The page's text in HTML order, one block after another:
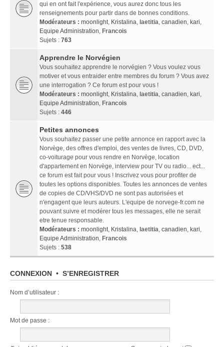
qui en ont fait l'expérience, vous aurez donc tous les
renseignements pour partir dans de bonnes conditions.
Modérateurs : moonlight, Kristalina, laetitia, canadien, kari,
Equipe Administration, Francois
Sujets : 763
Apprendre le Norvégien
Vous souhaitez apprendre le norvégien ? Vous voulez vous
motiver et vous entraider entre membres du forum ? Vous avez
une interrogation ? Ce forum est pour vous !
Modérateurs : moonlight, Kristalina, laetitia, canadien, kari,
Equipe Administration, Francois
Sujets : 446
Petites annonces
Vous souhaitez passer une petite annonce en rapport avec la
Norvège, des offres d'emploi, des ventes de livres, CD, DVD,
co-voiturage pour vous rendre en Norvège, location
d'appartement en Norvège, interview pour TV ou radio... ect...
ce forum est fait pour vous ! Inscrivez vous pour profiter de
toutes les options disponibles. Toutes les annonces de ventes
de copies de CD/VHS/DVD ne sont pas autorisées et
n'engagent que leurs auteurs. L'equipe de norvege-fr.com ne
pouvant suivre et modérer tous les messages, elle ne serait
etre tenue responsable.
Modérateurs : moonlight, Kristalina, laetitia, canadien, kari,
Equipe Administration, Francois
Sujets : 538
CONNEXION • S’ENREGISTRER
Nom d’utilisateur :
Mot de passe :